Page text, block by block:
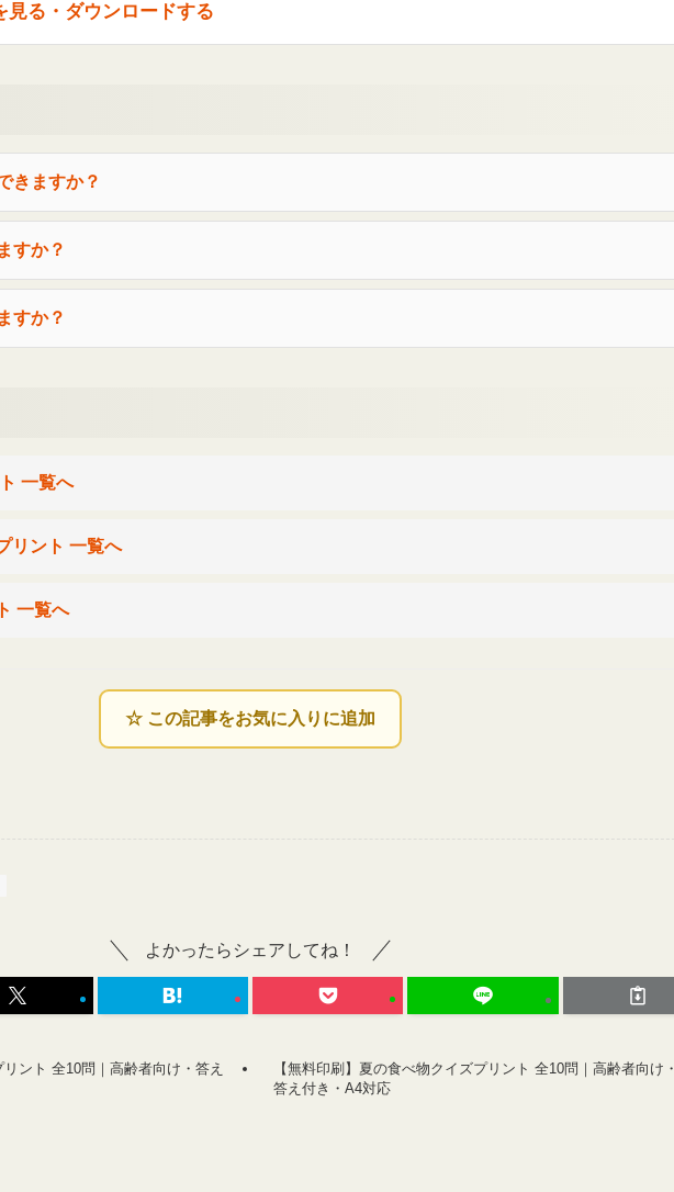
見る・ダウンロードする
きますか？
すか？
すか？
一覧へ
リント 一覧へ
一覧へ
☆ この記事をお気に入りに追加
よかったらシェアしてね！
リント 全10問｜高齢者向け・答え
【無料印刷】夏の食べ物クイズプリント 全10問｜高齢者向け・
答え付き・A4対応